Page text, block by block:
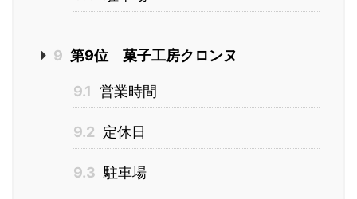
9 第9位 菓子工房クロンヌ
9.1 営業時間
9.2 定休日
9.3 駐車場